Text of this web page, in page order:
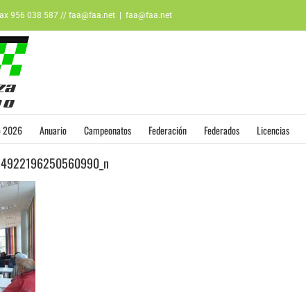
956 038 587 // faa@faa.net faa@faa.net
2026 Anuario Campeonatos Federación Federados Licencias